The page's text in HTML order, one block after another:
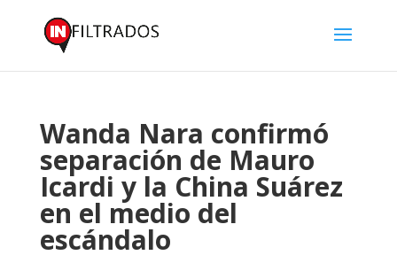
Wanda Nara confirmó
separación de Mauro
Icardi y la China Suárez
en el medio del
escándalo